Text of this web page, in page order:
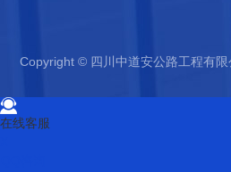
Copyright © 四川中道安公路工程有
在线客服